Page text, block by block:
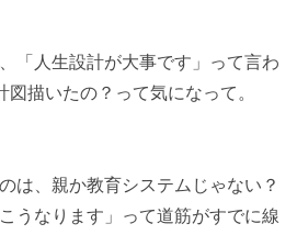
「人生設計が大事です」って言わ
描いたの？って気になって。
は、親か教育システムじゃない？
うなります」って道筋がすでに線